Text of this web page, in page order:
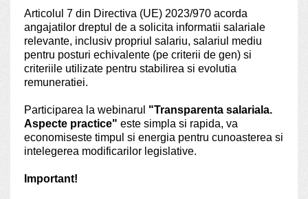
Articolul 7 din Directiva (UE) 2023/970 acorda
angajatilor dreptul de a solicita informatii salariale
relevante, inclusiv propriul salariu, salariul mediu
pentru posturi echivalente (pe criterii de gen) si
criteriile utilizate pentru stabilirea si evolutia
remuneratiei.
Participarea la webinarul "Transparenta salariala.
Aspecte practice" este simpla si rapida, va
economiseste timpul si energia pentru cunoasterea si
intelegerea modificarilor legislative.
Important!